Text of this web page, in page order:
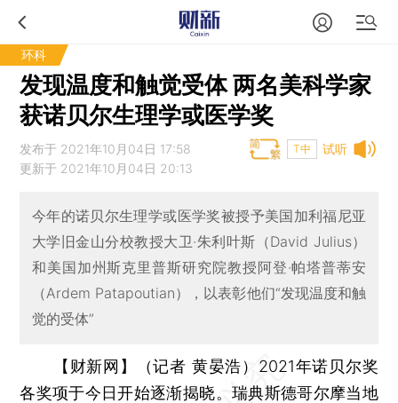
环科
发现温度和触觉受体 两名美科学家
获诺贝尔生理学或医学奖
试听
发布于 2021年10月04日 17:58
更新于 2021年10月04日 20:13
T中
今年的诺贝尔生理学或医学奖被授予美国加利福尼亚
大学旧金山分校教授大卫·朱利叶斯（David Julius）
和美国加州斯克里普斯研究院教授阿登·帕塔普蒂安
（Ardem Patapoutian），以表彰他们“发现温度和触
觉的受体”
【财新网】（记者 黄晏浩） 2021年诺贝尔奖
各奖项于今日开始逐渐揭晓。瑞典斯德哥尔摩当地